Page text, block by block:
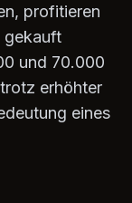
profitieren
gekauft
und 70.000
erhöhter
eines